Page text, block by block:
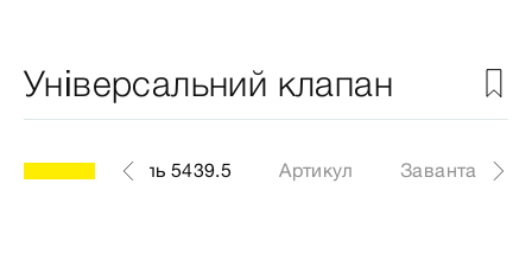
Універсальний клапан
модель 5439.5 Артикул